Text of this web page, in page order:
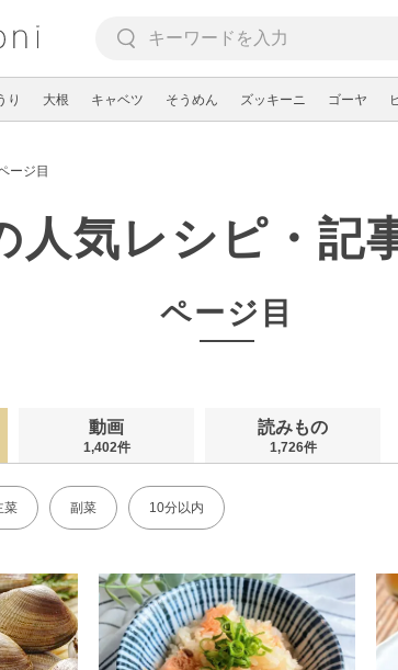
り 大根 キャベツ そうめん ズッキーニ ゴーヤ
ージ目
人気レシピ・記
ページ目
動画
1,402件
読みもの
1,726件
菜 副菜 10分以内